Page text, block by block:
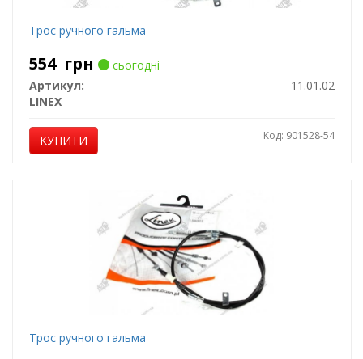
Трос ручного гальма
554 грн
сьогодні
Артикул:
11.01.02
LINEX
КУПИТИ Код: 901528-54
Трос ручного гальма